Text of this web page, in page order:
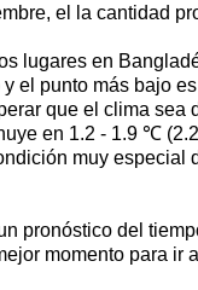
el la cantidad
lugares en
el punto más bajo
que el clima
en 1.2 - 1.9 ℃
muy
pronóstico del
momento para